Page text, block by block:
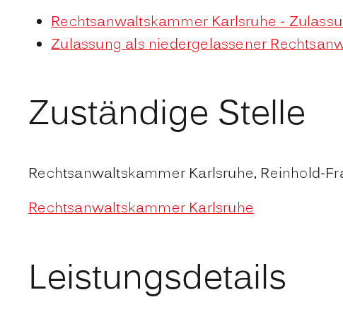
Rechtsanwaltskammer Karlsruhe -
Zulassung als niedergelassener
Zuständige Stelle
Rechtsanwaltskammer Karlsruhe, Reinhold-
Rechtsanwaltskammer Karlsruhe
Leistungsdetails